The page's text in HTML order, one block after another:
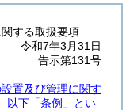
する取扱要項
令和7年3月31日
告示第131号
置及び管理に関す
以下「条例」とい